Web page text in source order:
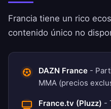
Francia tiene un rico
contenido único no
DAZN France -
MMA (precios
France.tv (Pluzz) -